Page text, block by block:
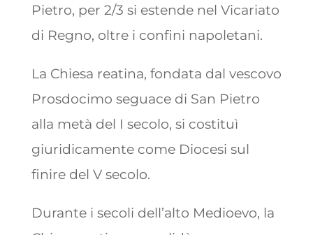
Pietro, per 2/3 si estende nel Vicariato
di Regno, oltre i confini napoletani.
La Chiesa reatina, fondata dal vescovo
Prosdocimo seguace di San Pietro
alla metà del I secolo, si costituì
giuridicamente come Diocesi sul
finire del V secolo.
Durante i secoli dell’alto Medioevo, la